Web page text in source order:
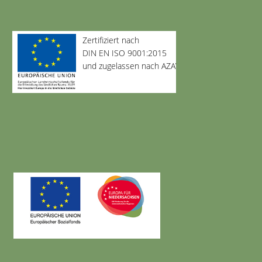
Zertifiziert nach
DIN EN ISO 9001:2015
und zugelassen nach AZAV